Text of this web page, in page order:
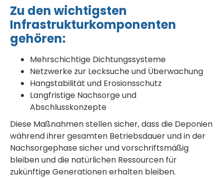
Zu den wichtigsten
Infrastrukturkomponenten
gehören:
Mehrschichtige Dichtungssysteme
Netzwerke zur Lecksuche und Überwachung
Hangstabilität und Erosionsschutz
Langfristige Nachsorge und
Abschlusskonzepte
Diese Maßnahmen stellen sicher, dass die Deponien
während ihrer gesamten Betriebsdauer und in der
Nachsorgephase sicher und vorschriftsmäßig
bleiben und die natürlichen Ressourcen für
zukünftige Generationen erhalten bleiben.